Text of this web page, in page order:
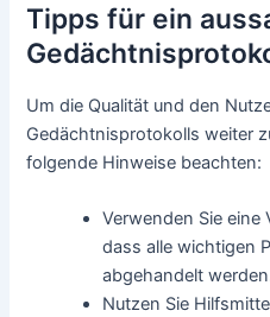
Tipps für ein
Um die Qualität und den
Gedächtnisprotokolls weiter
folgende Hinweise beachten:
Verwenden Sie eine
dass alle wichtigen
abgehandelt
Nutzen Sie